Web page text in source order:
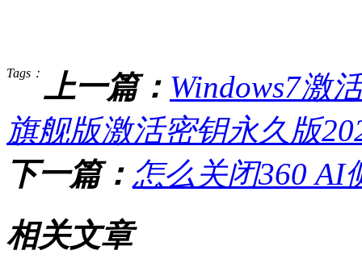
Tags： 上一篇： Windows7激
旗舰版激活密钥永久版
下一篇： 怎么关闭360 AI
相关文章